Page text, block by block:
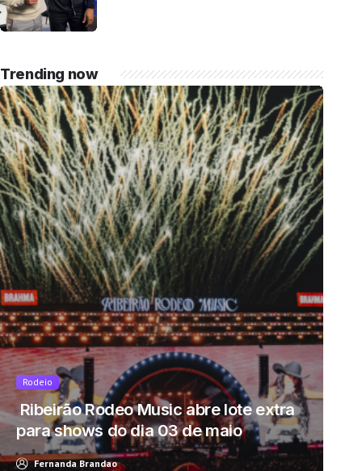
v=mdZzgrZTxoU […]
Trending now
Rodeio
Ribeirão Rodeo Music abre lote extra
para shows do dia 03 de maio
Fernanda Brandao